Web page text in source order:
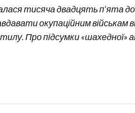
тисяча двадцять п’ята
окупаційним військам
Про підсумки «шахедної»